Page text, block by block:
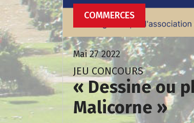
COMMERCES
Mai 27 2022
JEU CONCOURS
« Dessine ou
Malicorne »